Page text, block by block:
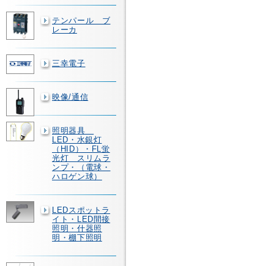
テンパール ブ
レーカ
三幸電子
映像/通信
照明器具
LED・水銀灯
（HID）・FL蛍
光灯 スリムラ
ンプ・（電球・
ハロゲン球）
LEDスポットラ
イト・LED間接
照明・什器照
明・棚下照明